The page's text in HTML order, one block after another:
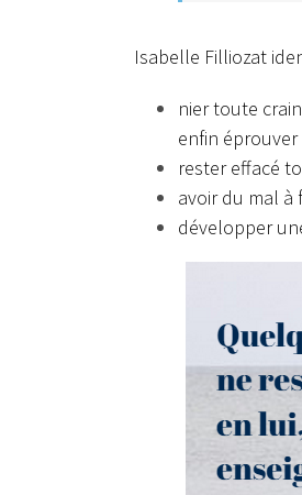
Isabelle Filliozat
nier toute
enfin
rester effacé
avoir du mal à
développer